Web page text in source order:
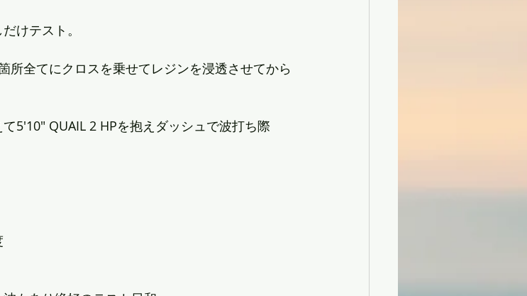
けテスト。
所全てにクロスを乗せてレジンを浸透させてから
5'10" QUAIL 2 HPを抱えダッシュで波打ち際